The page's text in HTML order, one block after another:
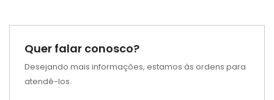
Quer falar conosco?
Desejando mais informações, estamos às ordens para
atendê-los.